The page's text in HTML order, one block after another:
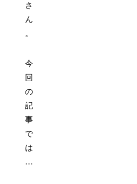
さ
ん
。
今
回
の
記
事
で
は
…